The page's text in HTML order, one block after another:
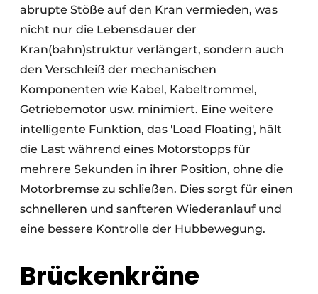
abrupte Stöße auf den Kran vermieden, was
nicht nur die Lebensdauer der
Kran(bahn)struktur verlängert, sondern auch
den Verschleiß der mechanischen
Komponenten wie Kabel, Kabeltrommel,
Getriebemotor usw. minimiert. Eine weitere
intelligente Funktion, das 'Load Floating', hält
die Last während eines Motorstopps für
mehrere Sekunden in ihrer Position, ohne die
Motorbremse zu schließen. Dies sorgt für einen
schnelleren und sanfteren Wiederanlauf und
eine bessere Kontrolle der Hubbewegung.
Brückenkräne